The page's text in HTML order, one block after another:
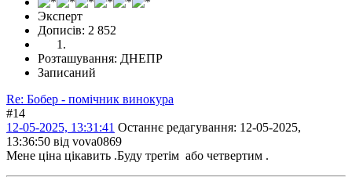
Эксперт
Дописів: 2 852
Розташування: ДНЕПР
Записаний
Re: Бобер - помічник винокура
#14
12-05-2025, 13:31:41 Останнє редагування: 12-05-2025,
13:36:50 від vova0869
Мене цiна цiкавить .Буду третiм або четвертим .